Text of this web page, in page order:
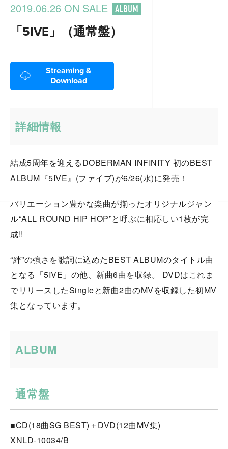
2019.06.26 ON SALE ALBUM
「5IVE」（通常盤）
Streaming &
Download
詳細情報
結成5周年を迎えるDOBERMAN INFINITY 初のBEST
ALBUM『5IVE』(ファイブ)が6/26(水)に発売！
バリエーション豊かな楽曲が揃ったオリジナルジャン
ル“ALL ROUND HIP HOP”と呼ぶに相応しい1枚が完
成!!
“絆”の強さを歌詞に込めたBEST ALBUMのタイトル曲
となる「5IVE」の他、新曲6曲を収録。 DVDはこれま
でリリースしたSingleと新曲2曲のMVを収録した初MV
集となっています。
ALBUM
通常盤
■CD(18曲SG BEST)＋DVD(12曲MV集)
XNLD-10034/B